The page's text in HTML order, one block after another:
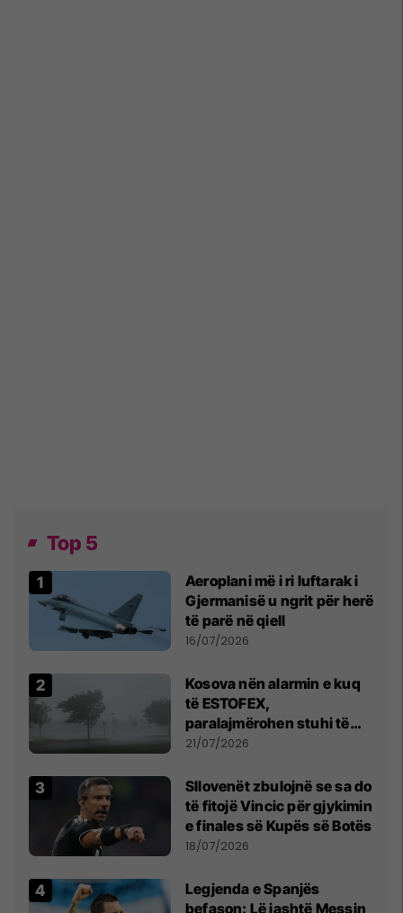
Top 5
Aeroplani më i ri luftarak i
Gjermanisë u ngrit për herë
të parë në qiell
16/07/2026
Kosova nën alarmin e kuq
të ESTOFEX,
paralajmërohen stuhi të
fuqishme me breshër dhe
21/07/2026
Sllovenët zbulojnë se sa do
të fitojë Vincic për gjykimin
e finales së Kupës së Botës
18/07/2026
Legjenda e Spanjës
befason: Lë jashtë Messin